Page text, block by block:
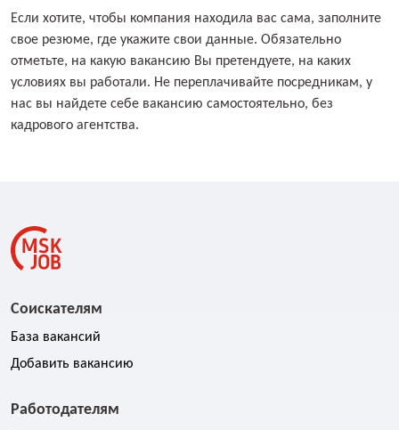
Если хотите, чтобы компания находила вас сама, заполните
свое резюме, где укажите свои данные. Обязательно
отметьте, на какую вакансию Вы претендуете, на каких
условиях вы работали. Не переплачивайте посредникам, у
нас вы найдете себе вакансию самостоятельно, без
кадрового агентства.
Соискателям
База вакансий
Добавить вакансию
Работодателям